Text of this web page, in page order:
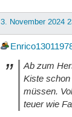
3. November 2024
Ab zum
Kiste
müssen.
teuer wie